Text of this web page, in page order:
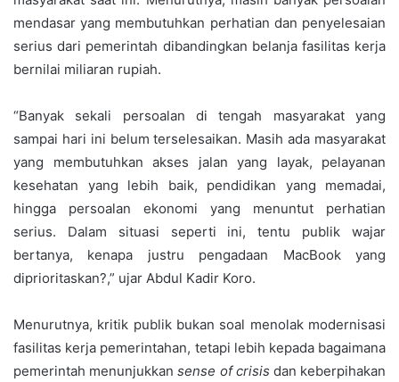
mendasar yang membutuhkan perhatian dan penyelesaian
serius dari pemerintah dibandingkan belanja fasilitas kerja
bernilai miliaran rupiah.
‎“Banyak sekali persoalan di tengah masyarakat yang
sampai hari ini belum terselesaikan. Masih ada masyarakat
yang membutuhkan akses jalan yang layak, pelayanan
kesehatan yang lebih baik, pendidikan yang memadai,
hingga persoalan ekonomi yang menuntut perhatian
serius. Dalam situasi seperti ini, tentu publik wajar
bertanya, kenapa justru pengadaan MacBook yang
diprioritaskan?,” ujar Abdul Kadir Koro.
‎Menurutnya, kritik publik bukan soal menolak modernisasi
fasilitas kerja pemerintahan, tetapi lebih kepada bagaimana
pemerintah menunjukkansense of crisis dan keberpihakan